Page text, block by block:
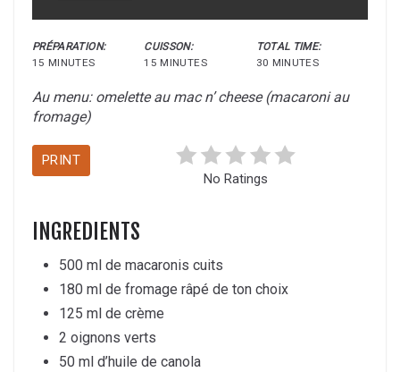
PRÉPARATION:
15 MINUTES
CUISSON:
15 MINUTES
TOTAL TIME:
30 MINUTES
Au menu: omelette au mac n’ cheese (macaroni au
fromage)
PRINT
No Ratings
INGREDIENTS
500 ml de macaronis cuits
180 ml de fromage râpé de ton choix
125 ml de crème
2 oignons verts
50 ml d’huile de canola